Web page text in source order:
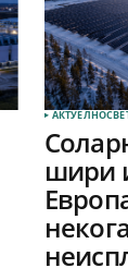
АКТУЕЛНО
шири